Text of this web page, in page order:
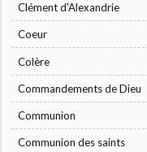
Clément d'Alexandrie
Coeur
Colère
Commandements de Dieu
Communion
Communion des saints